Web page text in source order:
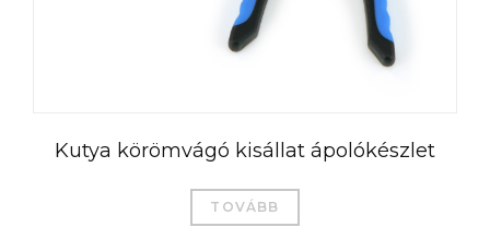
Kutya körömvágó kisállat ápolókészlet
TOVÁBB